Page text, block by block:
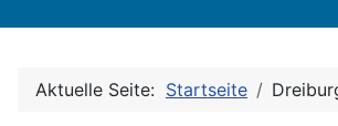
Aktuelle Seite: Startseite